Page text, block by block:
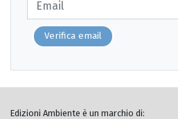
Verifica email
Edizioni Ambiente è un marchio di: